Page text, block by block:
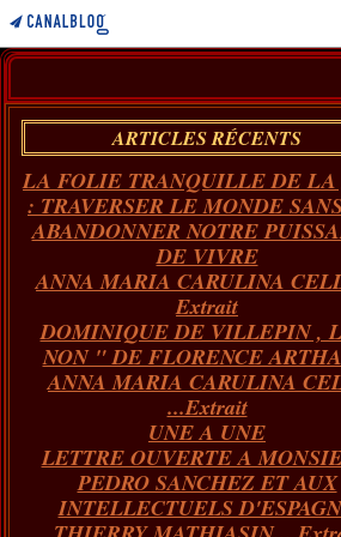
ARTICLES RÉCENTS
LA FOLIE TRANQUILLE DE
: TRAVERSER LE MONDE
ABANDONNER NOTRE
DE VIVRE
ANNA MARIA CARULINA
Extrait
DOMINIQUE DE VILLEPIN ,
NON " DE FLORENCE
ANNA MARIA CARULINA
...Extrait
UNE A UNE
LETTRE OUVERTE A
PEDRO SANCHEZ ET AUX
INTELLECTUELS